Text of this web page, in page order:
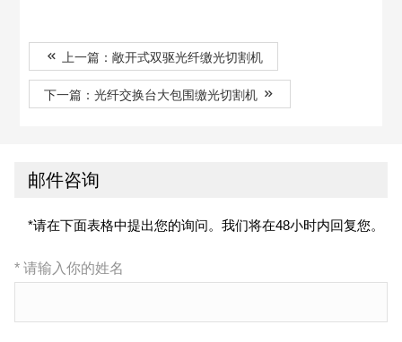
上一篇：敞开式双驱光纤缴光切割机
下一篇：光纤交换台大包围缴光切割机
邮件咨询
*请在下面表格中提出您的询问。我们将在48小时内回复您。
* 请输入你的姓名